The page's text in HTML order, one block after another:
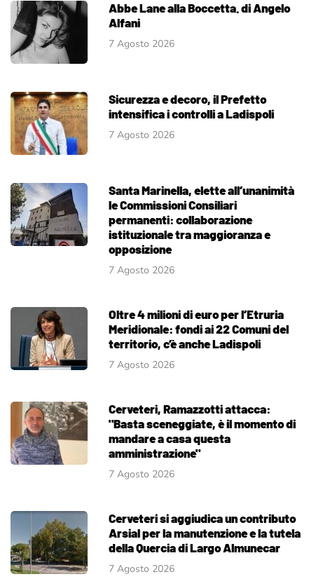
Abbe Lane alla Boccetta. di Angelo
Alfani
7 Agosto 2026
Sicurezza e decoro, il Prefetto
intensifica i controlli a Ladispoli
7 Agosto 2026
Santa Marinella, elette all’unanimità
le Commissioni Consiliari
permanenti: collaborazione
istituzionale tra maggioranza e
opposizione
7 Agosto 2026
Oltre 4 milioni di euro per l’Etruria
Meridionale: fondi ai 22 Comuni del
territorio, c’è anche Ladispoli
7 Agosto 2026
Cerveteri, Ramazzotti attacca:
"Basta sceneggiate, è il momento di
mandare a casa questa
amministrazione"
7 Agosto 2026
Cerveteri si aggiudica un contributo
Arsial per la manutenzione e la tutela
della Quercia di Largo Almunecar
7 Agosto 2026